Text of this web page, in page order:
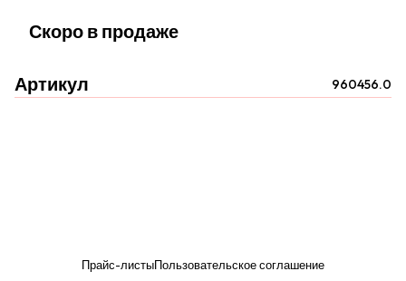
Скоро в продаже
Артикул 960456.0
Прайс-листыПользовательское соглашение